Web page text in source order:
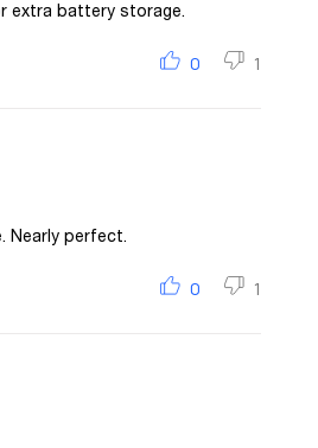
extra battery storage.
0 1
Nearly perfect.
0 1